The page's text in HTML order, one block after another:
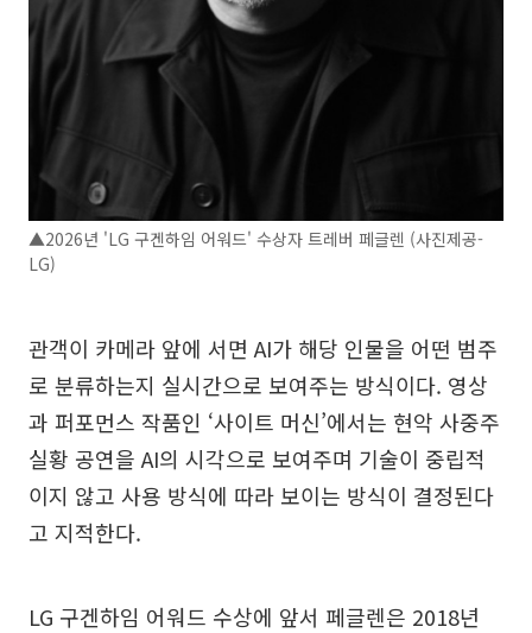
▲2026년 'LG 구겐하임 어워드' 수상자 트레버 페글렌 (사진제공-
LG)
관객이 카메라 앞에 서면 AI가 해당 인물을 어떤 범주
로 분류하는지 실시간으로 보여주는 방식이다. 영상
과 퍼포먼스 작품인 ‘사이트 머신’에서는 현악 사중주
실황 공연을 AI의 시각으로 보여주며 기술이 중립적
이지 않고 사용 방식에 따라 보이는 방식이 결정된다
고 지적한다.
LG 구겐하임 어워드 수상에 앞서 페글렌은 2018년